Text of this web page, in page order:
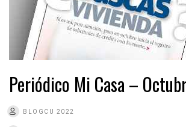
Periódico Mi Casa –
BLOGCU 2022